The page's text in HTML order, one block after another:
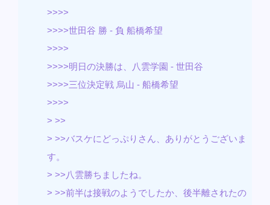
>>>>
>>>>世田谷 勝 - 負 船橋希望
>>>>
>>>>明日の決勝は、八雲学園 - 世田谷
>>>>三位決定戦 烏山 - 船橋希望
>>>>
> >>
> >>バスケにどっぷりさん、ありがとうございま
す。
> >>八雲勝ちましたね。
> >>前半は接戦のようでしたか、後半離されたの